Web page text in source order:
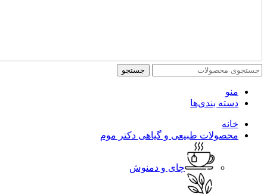
جستجو
منو
دسته بندی‌ها
خانه
محصولات طبیعی و گیاهی دکتر موم
چای و دمنوش